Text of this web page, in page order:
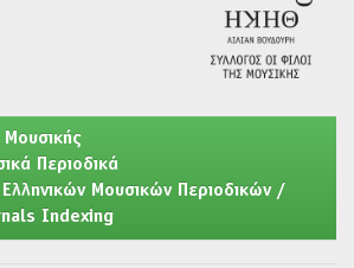
Μουσικής
Περιοδικά
Μουσικών Περιοδικών /
Indexing